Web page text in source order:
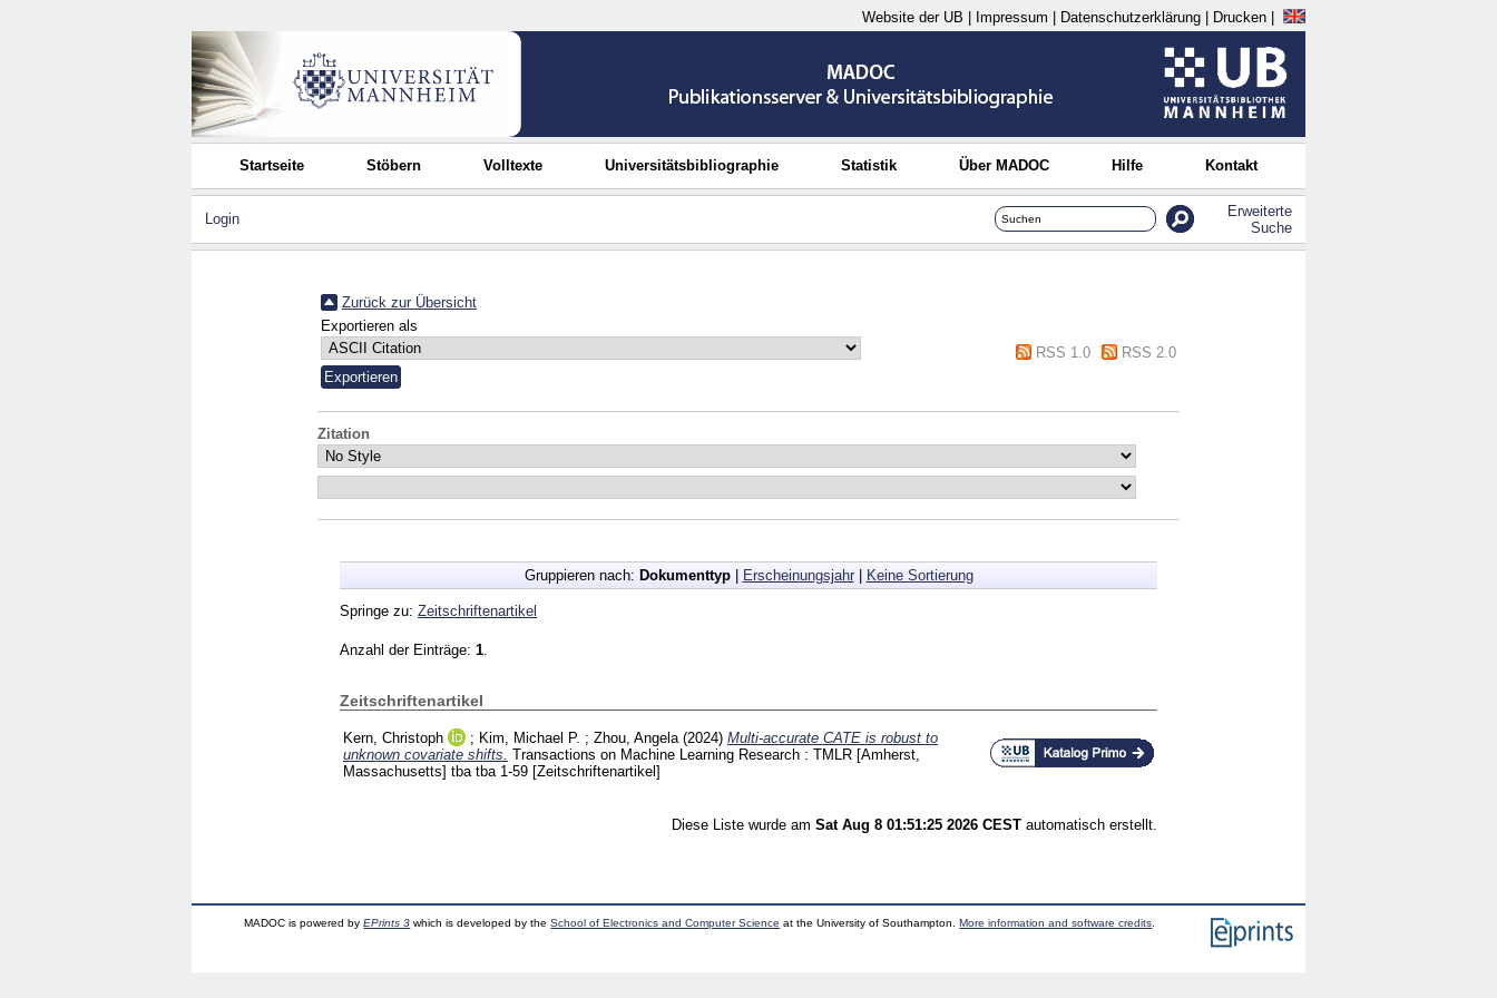
Website der UB Impressum Datenschutzerklärung Drucken
Startseite Stöbern Volltexte Universitätsbibliographie Statistik Über MADOC Hilfe Kontakt
Login
Erweiterte
Suche
Zurück zur Übersicht
Exportieren als
RSS 1.0
RSS 2.0
Zitation
Gruppieren nach: Dokumenttyp| Erscheinungsjahr| Keine Sortierung
Springe zu: Zeitschriftenartikel
Anzahl der Einträge: 1
Zeitschriftenartikel
Kern, Christoph ; Kim, Michael P. ; Zhou, Angela (2024) Multi-accurate CATE is robust to
unknown covariate shifts. Transactions on Machine Learning Research : TMLR [Amherst,
Massachusetts] tba tba 1-59 [Zeitschriftenartikel]
Diese Liste wurde am Sat Aug 8 01:51:25 2026 CEST automatisch erstellt.
MADOC is powered byEPrints 3 which is developed by theSchool of Electronics and Computer Science at the University of Southampton.More information and software credits